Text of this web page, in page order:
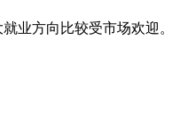
业方向比较受市场欢迎。